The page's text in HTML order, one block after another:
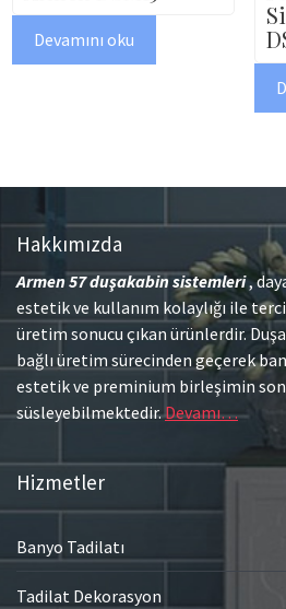
Devamını oku
Hakkımızda
Armen 57duşakabin sistemleri,
estetik ve kullanım kolaylığı ile
üretim sonucu çıkan ürünlerdir.
bağlı üretim sürecinden geçerek
estetik ve preminium birleşimin
süsleyebilmektedir.Devamı…
Hizmetler
Banyo Tadilatı
Tadilat Dekorasyon